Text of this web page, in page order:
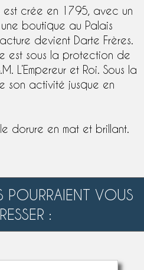
est crée en 1795, avec un
boutique au Palais
devient Darte Frères
est sous la protection de
L’Empereur et Roi. Sous la
son activité jusque en
dorure en mat et brillant.
POURRAIENT VOUS
: